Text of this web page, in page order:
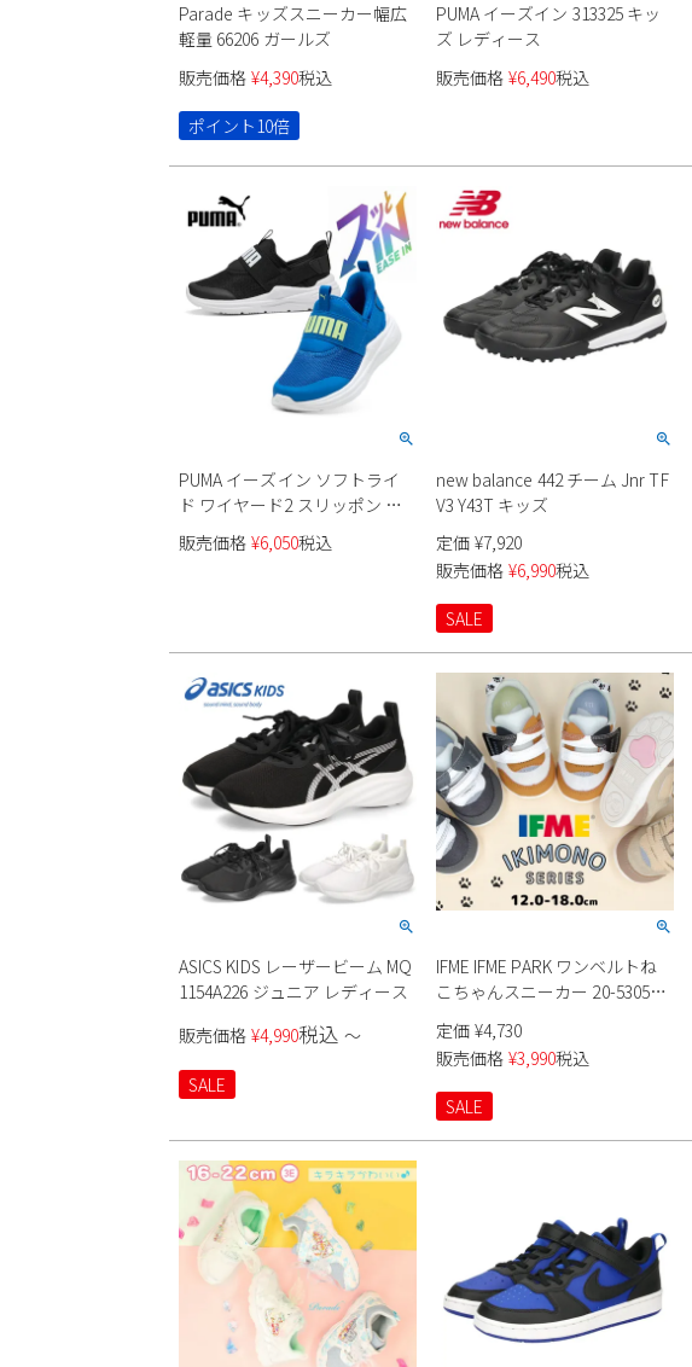
Parade キッズスニーカー幅広
軽量 66206 ガールズ
販売価格 ¥4,390税込
ポイント10倍
PUMA イーズイン 313325 キッ
ズ レディース
販売価格 ¥6,490税込
PUMA イーズイン ソフトライ
ド ワイヤード2 スリッポン ス
ニーカー 402832 キッズ
販売価格 ¥6,050税込
new balance 442 チーム Jnr TF
V3 Y43T キッズ
定価 ¥7,920
販売価格 ¥6,990税込
SALE
ASICS KIDS レーザービーム MQ
1154A226 ジュニア レディース
販売価格 ¥4,990税込 〜
SALE
IFME IFME PARK ワンベルトね
こちゃんスニーカー 20-5305
20-6321 ベビー キッズ
定価 ¥4,730
販売価格 ¥3,990税込
SALE